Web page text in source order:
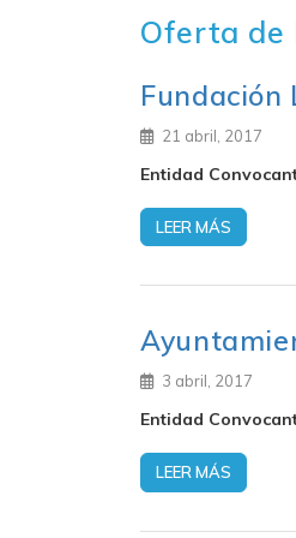
Oferta de
Fundación
21 abril, 2017
Entidad
LEER MÁS
3 abril, 2017
Entidad
LEER MÁS